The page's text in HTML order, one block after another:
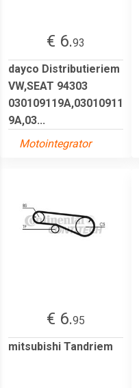
€ 6.93
dayco Distributieriem
VW,SEAT 94303
030109119A,03010911
9A,03...
Motointegrator
€ 6.95
mitsubishi Tandriem